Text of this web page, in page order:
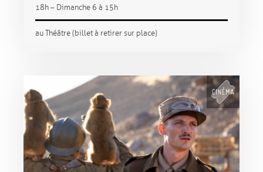
18h – Dimanche 6 à 15h
au Théâtre (billet à retirer sur place)